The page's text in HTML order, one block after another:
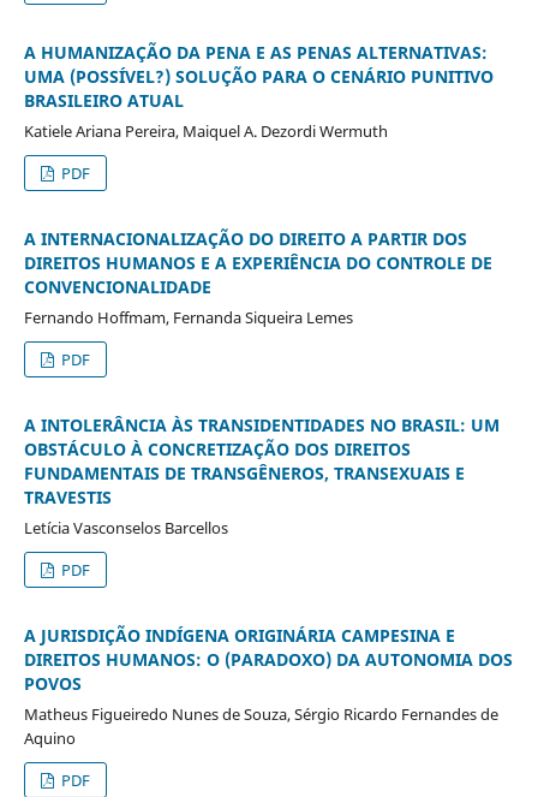
A HUMANIZAÇÃO DA PENA E AS PENAS ALTERNATIVAS:
UMA (POSSÍVEL?) SOLUÇÃO PARA O CENÁRIO PUNITIVO
BRASILEIRO ATUAL
Katiele Ariana Pereira, Maiquel A. Dezordi Wermuth
PDF
A INTERNACIONALIZAÇÃO DO DIREITO A PARTIR DOS
DIREITOS HUMANOS E A EXPERIÊNCIA DO CONTROLE DE
CONVENCIONALIDADE
Fernando Hoffmam, Fernanda Siqueira Lemes
PDF
A INTOLERÂNCIA ÀS TRANSIDENTIDADES NO BRASIL: UM
OBSTÁCULO À CONCRETIZAÇÃO DOS DIREITOS
FUNDAMENTAIS DE TRANSGÊNEROS, TRANSEXUAIS E
TRAVESTIS
Letícia Vasconselos Barcellos
PDF
A JURISDIÇÃO INDÍGENA ORIGINÁRIA CAMPESINA E
DIREITOS HUMANOS: O (PARADOXO) DA AUTONOMIA DOS
POVOS
Matheus Figueiredo Nunes de Souza, Sérgio Ricardo Fernandes de
Aquino
PDF